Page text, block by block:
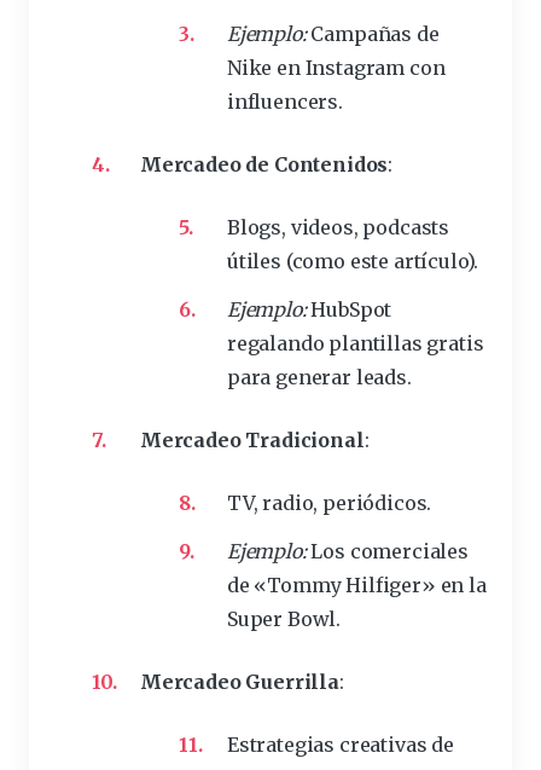
Ejemplo:Campañas de
Nike en Instagram con
influencers.
Mercadeo de Contenidos:
Blogs, videos, podcasts
útiles (como este artículo).
Ejemplo:HubSpot
regalando plantillas gratis
para generar leads.
Mercadeo Tradicional:
TV, radio, periódicos.
Ejemplo:Los comerciales
de «Tommy Hilfiger» en la
Super Bowl.
Mercadeo Guerrilla:
Estrategias creativas de